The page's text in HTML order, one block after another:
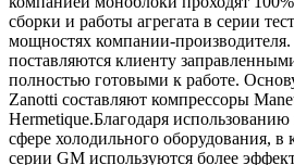
сборки и работы агрегата в серии
мощностях компании-
поставляются клиенту
полностью готовыми к работе.
Zanotti составляют компрессоры
Hermetique.Благодаря использованию
сфере холодильного оборудования,
серии GM используются более